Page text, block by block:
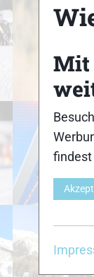
22
Mit
findest